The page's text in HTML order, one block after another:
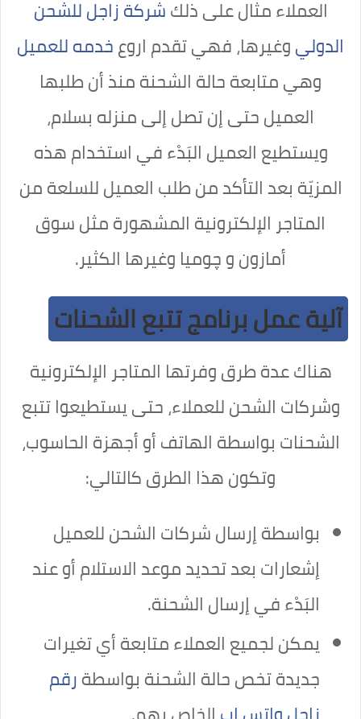
العملاء مثال على ذلكشركة زاجل للشحن
الدوليوغيرها، فهي تقدم اروعخدمه للعميل
وهي متابعة حالة الشحنة منذ أن طلبها
العميل حتى إن تصل إلى منزله بسلام،
ويستطيع العميل البَدْء في استخدام هذه
المزيّة بعد التأكد من طلب العميل للسلعة من
المتاجر الإلكترونية المشهورة مثل سوق
أمازون و چوميا وغيرها الكثير.
آلية عمل برنامج تتبع الشحنات
هناك عدة طرق وفرتها المتاجر الإلكترونية
وشركات الشحن للعملاء، حتى يستطيعوا تتبع
الشحنات بواسطة الهاتف أو أجهزة الحاسوب،
وتكون هذا الطرق كالتالي:
بواسطة إرسال شركات الشحن للعميل
إشعارات بعد تحديد موعد الاستلام أو عند
البَدْء في إرسال الشحنة.
يمكن لجميع العملاء متابعة أي تغيرات
جديدة تخص حالة الشحنة بواسطةرقم